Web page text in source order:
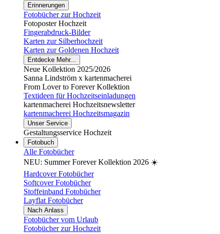
Erinnerungen
Fotobücher zur Hochzeit
Fotoposter Hochzeit
Fingerabdruck-Bilder
Karten zur Silberhochzeit
Karten zur Goldenen Hochzeit
Entdecke Mehr...
Neue Kollektion 2025/2026
Sanna Lindström x kartenmacherei
From Lover to Forever Kollektion
Textideen für Hochzeitseinladungen
kartenmacherei Hochzeitsnewsletter
kartenmacherei Hochzeitsmagazin
Unser Service
Gestaltungsservice Hochzeit
Fotobuch
Alle Fotobücher
NEU: Summer Forever Kollektion 2026 ☀️
Hardcover Fotobücher
Softcover Fotobücher
Stoffeinband Fotobücher
Layflat Fotobücher
Nach Anlass
Fotobücher vom Urlaub
Fotobücher zur Hochzeit